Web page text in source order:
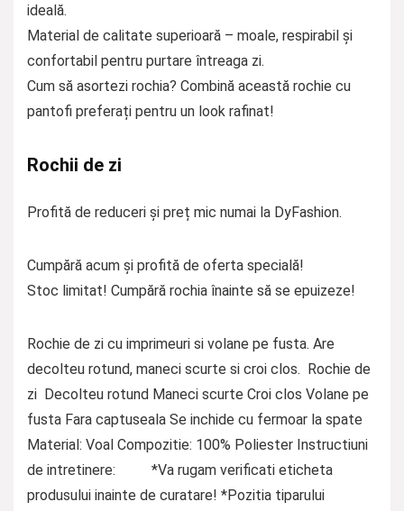
ideală.
Material de calitate superioară – moale, respirabil și
confortabil pentru purtare întreaga zi.
Cum să asortezi rochia? Combină această rochie cu
pantofi preferați pentru un look rafinat!
Rochii de zi
Profită de reduceri și preț mic numai la DyFashion.
Cumpără acum și profită de oferta specială!
Stoc limitat! Cumpără rochia înainte să se epuizeze!
Rochie de zi cu imprimeuri si volane pe fusta. Are
decolteu rotund, maneci scurte si croi clos. Rochie de
zi Decolteu rotund Maneci scurte Croi clos Volane pe
fusta Fara captuseala Se inchide cu fermoar la spate
Material: Voal Compozitie: 100% Poliester Instructiuni
de intretinere: *Va rugam verificati eticheta
produsului inainte de curatare! *Pozitia tiparului